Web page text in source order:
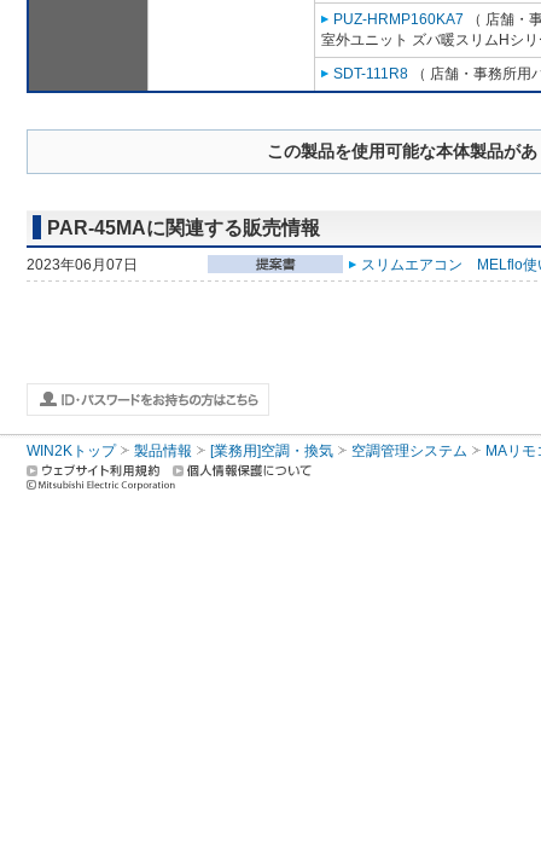
PUZ-HRMP160KA7 （ 店舗・
室外ユニット ズバ暖スリムHシ
SDT-111R8 （ 店舗・事務所用
この製品を使用可能な本体製品が
PAR-45MAに関連する販売情報
2023年06月07日 スリムエアコン MELflo使
WIN2Kトップ 製品情報 [業務用]空調・換気 空調管理システム MAリモ